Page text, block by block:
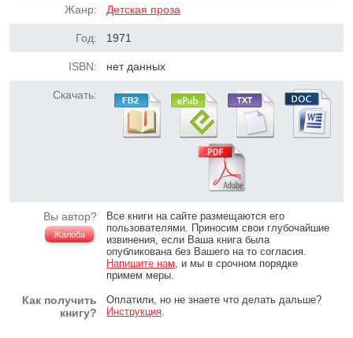
Жанр: Детская проза
Год: 1971
ISBN: нет данных
Скачать:
Вы автор?
Жалоба
Все книги на сайте размещаются его
пользователями. Приносим свои глубочайшие
извинения, если Ваша книга была
опубликована без Вашего на то согласия.
Напишите нам, и мы в срочном порядке
примем меры.
Как получить
книгу?
Оплатили, но не знаете что делать дальше?
Инструкция.